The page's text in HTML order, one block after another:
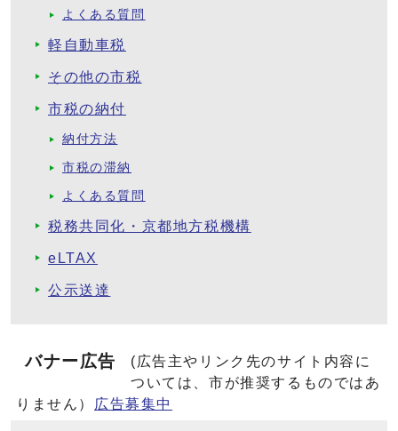
よくある質問
軽自動車税
その他の市税
市税の納付
納付方法
市税の滞納
よくある質問
税務共同化・京都地方税機構
eLTAX
公示送達
バナー広告
(広告主やリンク先のサイト内容に
ついては、市が推奨するものではあ
りません）
広告募集中